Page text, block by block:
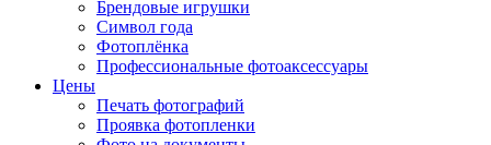
Брендовые игрушки
Символ года
Фотоплёнка
Профессиональные фотоаксессуары
Цены
Печать фотографий
Проявка фотопленки